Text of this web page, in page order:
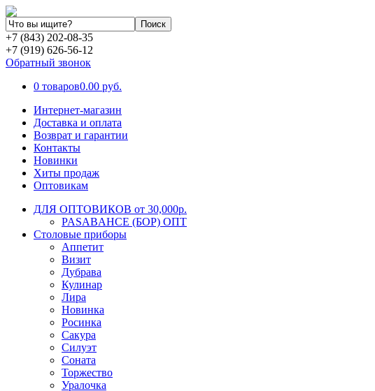
+7 (843) 202-08-35
+7 (919) 626-56-12
Обратный звонок
0 товаров0.00 руб.
Интернет-магазин
Доставка и оплата
Возврат и гарантии
Контакты
Новинки
Хиты продаж
Оптовикам
ДЛЯ ОПТОВИКОВ от 30,000р.
PASABAHCE (БОР) ОПТ
Столовые приборы
Аппетит
Визит
Дубрава
Кулинар
Лира
Новинка
Росинка
Сакура
Силуэт
Соната
Торжество
Уралочка